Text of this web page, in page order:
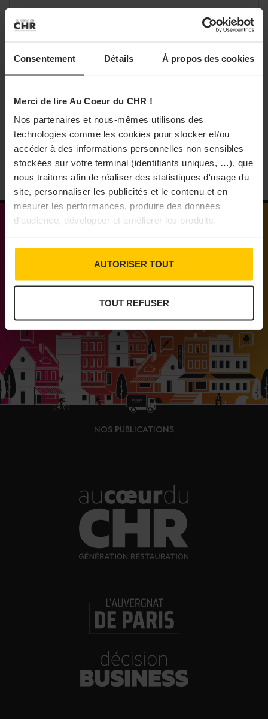
Consentement Détails À propos des cookies
Merci de lire Au Coeur du CHR !
Nos partenaires et nous-mêmes utilisons des
technologies comme les cookies pour stocker et/ou
accéder à des informations personnelles non sensibles
stockées sur votre terminal (identifiants uniques, …), que
nous traitons afin de réaliser des statistiques d'usage du
site, personnaliser les publicités et le contenu et en
mesurer les performances, produire des données
d’audience, développer et améliorer les produits.
AUTORISER TOUT
TOUT REFUSER
Les tendances du voyage d’affaires en
Le voyage d'affaires représente un levier business
important. La société de gestion de voyages FCM s'est
en 2026. Des dynamiques dont les CHR peuvent se
saisir pour ...
13/01/2026
Médias engagés pour que vivent les commerces
NOS PUBLICATIONS